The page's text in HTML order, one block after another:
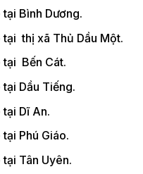
Bình Dương.
thị xã Thủ Dầu Một.
Bến Cát.
Dầu Tiếng.
Dĩ An.
Phú Giáo.
Tân Uyên.